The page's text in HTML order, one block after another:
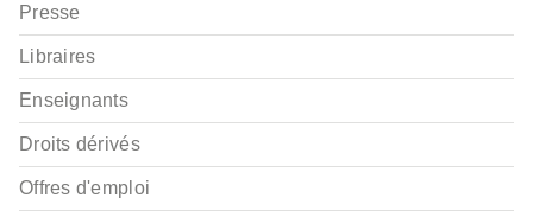
Presse
Libraires
Enseignants
Droits dérivés
Offres d'emploi